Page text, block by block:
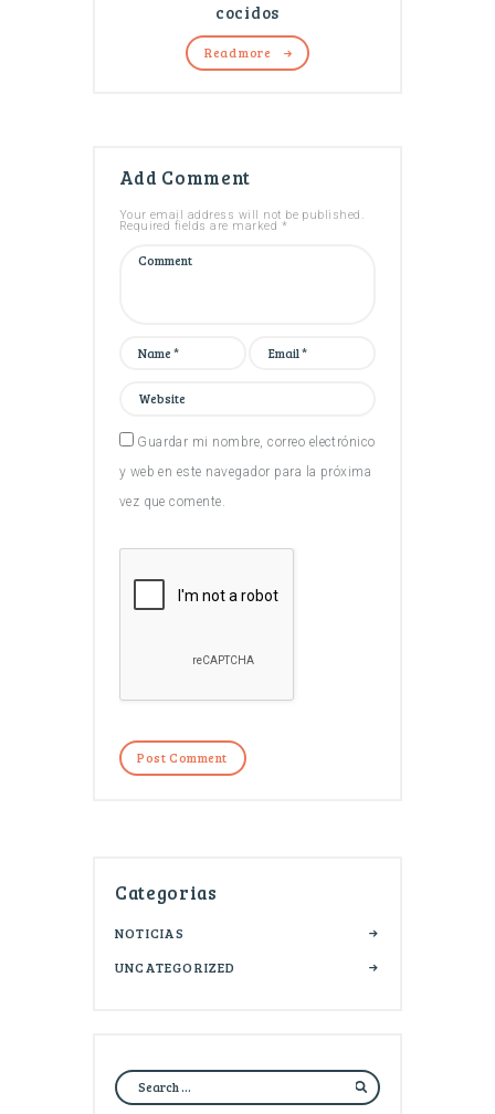
cocidos
Read more
Add Comment
Your email address will not be published.
Required fields are marked *
Guardar mi nombre, correo electrónico
y web en este navegador para la próxima
vez que comente.
Categorias
NOTICIAS
UNCATEGORIZED